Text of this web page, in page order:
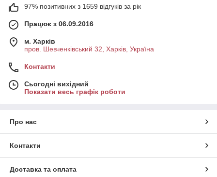
97% позитивних з 1659 відгуків за рік
Працює з 06.09.2016
м. Харків
пров. Шевченківський 32, Харків, Україна
Контакти
Сьогодні вихідний
Показати весь графік роботи
Про нас
Контакти
Доставка та оплата